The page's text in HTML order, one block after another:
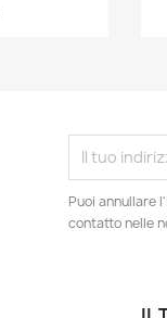
Puoi annullare
contatto nelle